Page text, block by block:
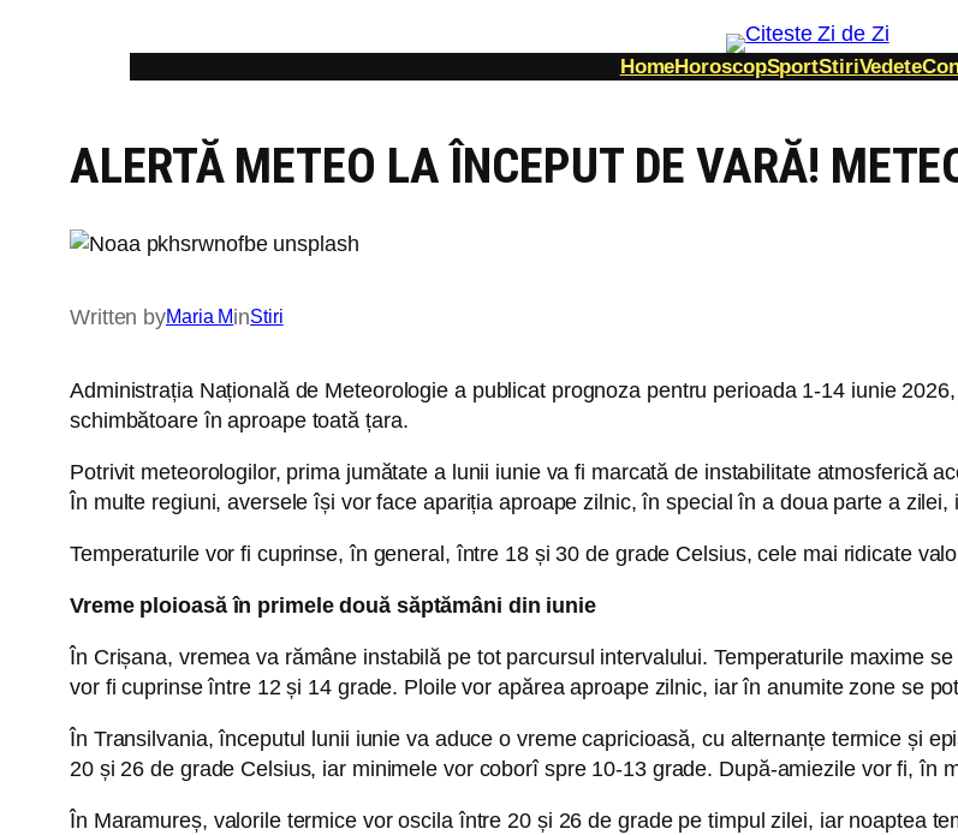
HomeHoroscopSportStiriVedete
ALERTĂ METEO LA ÎNCEPUT DE VARĂ!
Written byMaria MinStiri
Administrația Națională de Meteorologie a publicat prognoza pentru perioada 1-14 iunie
schimbătoare în aproape toată țara.
Potrivit meteorologilor, prima jumătate a lunii iunie va fi marcată de instabilitate atmosferică
În multe regiuni, aversele își vor face apariția aproape zilnic, în special în a doua parte a
Temperaturile vor fi cuprinse, în general, între 18 și 30 de grade Celsius, cele mai ridicate
Vreme ploioasă în primele două săptămâni din iunie
În Crișana, vremea va rămâne instabilă pe tot parcursul intervalului. Temperaturile maxime
vor fi cuprinse între 12 și 14 grade. Ploile vor apărea aproape zilnic, iar în anumite zone se
În Transilvania, începutul lunii iunie va aduce o vreme capricioasă, cu alternanțe termice și
20 și 26 de grade Celsius, iar minimele vor coborî spre 10-13 grade. După-amiezile vor fi, în
În Maramureș, valorile termice vor oscila între 20 și 26 de grade pe timpul zilei, iar noaptea